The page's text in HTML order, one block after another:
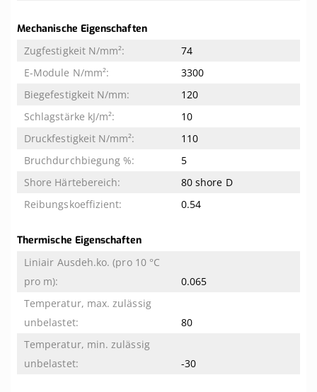
Mechanische Eigenschaften
74
3300
120
10
110
5
80 shore D
0.54
Thermische Eigenschaften
0.065
80
-30